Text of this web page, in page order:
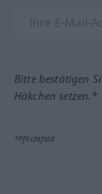
Bitte bestätigen
Häkchen setzen.*
*Pflichtfeld